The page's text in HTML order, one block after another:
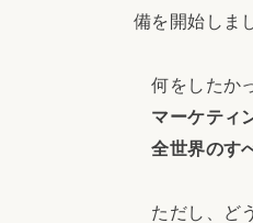
備を開始しま
何をしたか
マーケティ
全世界のす
ただし、ど